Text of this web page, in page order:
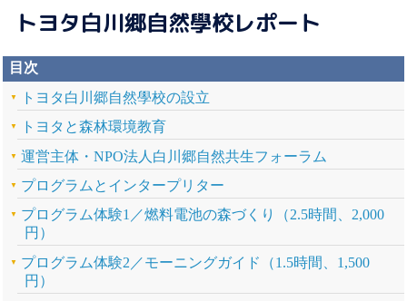
トヨタ白川郷自然學校レポート
目次
トヨタ白川郷自然學校の設立
トヨタと森林環境教育
運営主体・NPO法人白川郷自然共生フォーラム
プログラムとインタープリター
プログラム体験1／燃料電池の森づくり（2.5時間、2,000
円）
プログラム体験2／モーニングガイド（1.5時間、1,500
円）